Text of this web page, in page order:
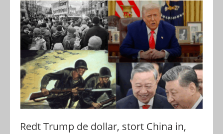
Redt Trump de dollar, stort China in,